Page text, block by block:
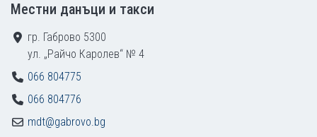
Местни данъци и такси
гр. Габрово 5300
ул. „Райчо Каролев“ № 4
066 804775
066 804776
mdt@gabrovo.bg